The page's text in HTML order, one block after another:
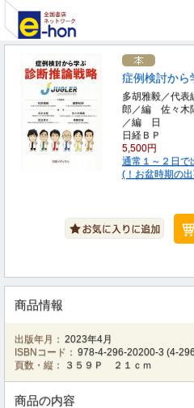
症例検討から
多胡雅毅／代
郎／編 佐々木
／編 日
日経ＢＰ
5,500円
通常１～２日で
(！お盆時期の
商品情報
出版年月： 2023年4月
ISBNコード： 978-4-296-20200-3 (4-
頁数・縦：
３５９Ｐ ２１ｃｍ
商品の内容